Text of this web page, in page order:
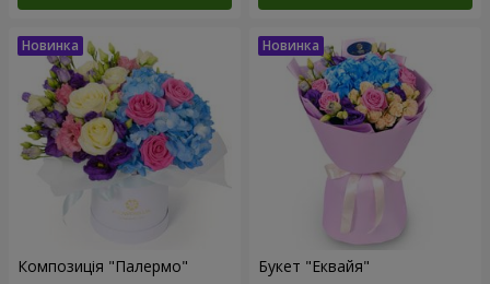
Композиція "Палермо" Букет "Еквайя"